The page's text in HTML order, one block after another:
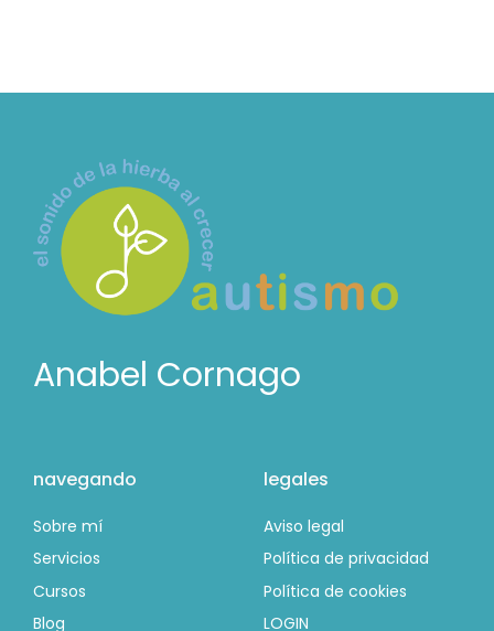
Anabel Cornago
navegando
Sobre mí
Servicios
Cursos
Blog
legales
Aviso legal
Política de privacidad
Política de cookies
LOGIN